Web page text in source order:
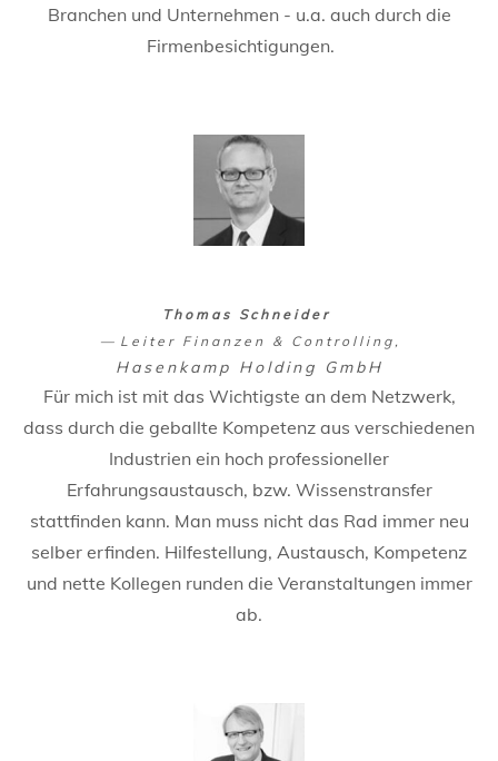
Branchen und Unternehmen - u.a. auch durch die
Firmenbesichtigungen.
Für mich ist mit das Wichtigste an dem Netzwerk,
dass durch die geballte Kompetenz aus verschiedenen
Industrien ein hoch professioneller
Erfahrungsaustausch, bzw. Wissenstransfer
stattfinden kann. Man muss nicht das Rad immer neu
selber erfinden. Hilfestellung, Austausch, Kompetenz
und nette Kollegen runden die Veranstaltungen immer
ab.
Thomas Schneider
Leiter Finanzen & Controlling
Hasenkamp Holding GmbH